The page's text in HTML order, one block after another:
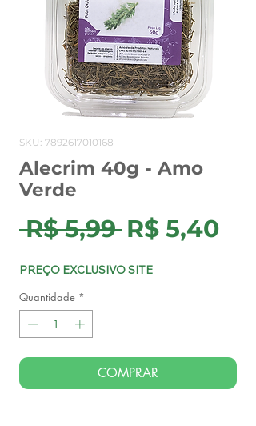
SKU: 7892617010168
Alecrim 40g - Amo
Verde
R$ 5,99 Preço
normal
R$ 5,40
PREÇO EXCLUSIVO SITE
Quantidade *
COMPRAR